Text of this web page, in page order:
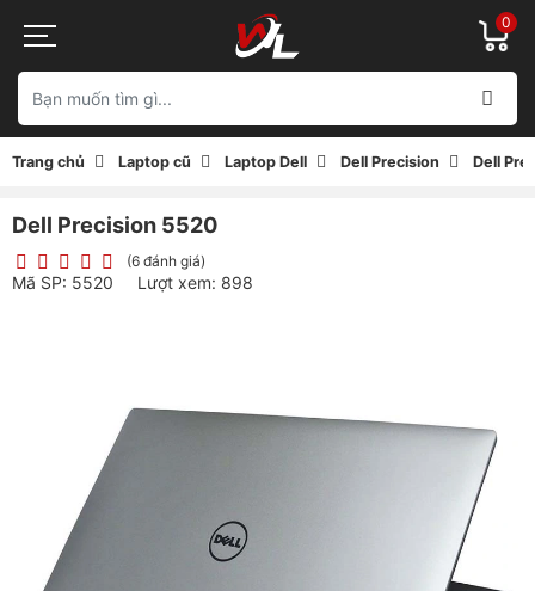
0
Trang chủ Laptop cũ Laptop Dell Dell Precision Dell
Dell Precision 5520
(6 đánh giá)
Mã SP: 5520 Lượt xem: 898